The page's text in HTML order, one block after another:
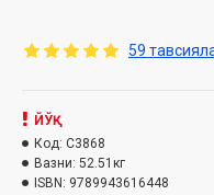
45.«Тафсири Ҳилол» 30-
46.«Қуръони Карим ва
59
ЙЎҚ
Код: C3868
Вазни: 52.51кг
ISBN: 9789943616448